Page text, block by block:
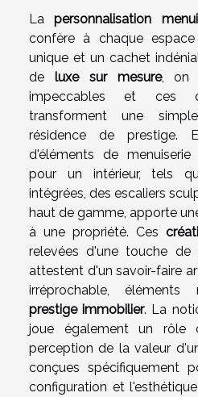
Lapersonnalisation
confère à chaque
unique et un cachet
de luxe sur mesure, on
impeccables et ces
transforment une
résidence de prestige.
d'éléments de
pour un intérieur, tels
intégrées, des escaliers
haut de gamme, apporte
à une propriété. Ces
relevées d'une touche de
attestent d'un savoir-faire
irréprochable,
prestige immobilier. La
joue également un rôle
perception de la valeur
conçues spécifiquement
configuration et